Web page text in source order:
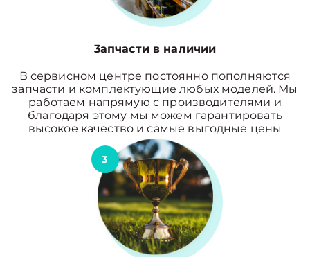
3апчасти в наличии
В сервисном центре постоянно пополняются
запчасти и комплектующие любых моделей. Мы
работаем напрямую с производителями и
благодаря этому мы можем гарантировать
высокое качество и самые выгодные цены
3